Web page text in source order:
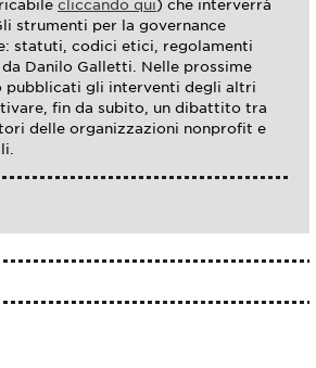
cliccando qui) che interverrà
strumenti per la governance
statuti, codici etici, regolamenti
Danilo Galletti. Nelle prossime
pubblicati gli interventi degli altri
fin da subito, un dibattito tra
delle organizzazioni nonprofit e